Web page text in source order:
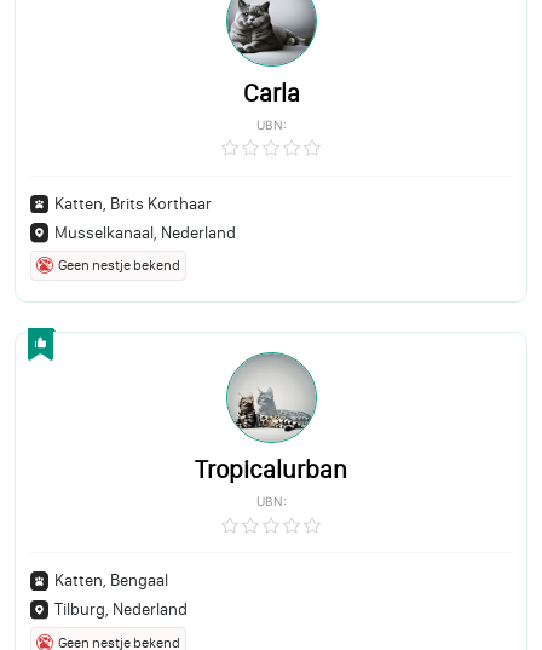
Carla
UBN:
Katten, Brits Korthaar
Musselkanaal, Nederland
Geen nestje bekend
Tropicalurban
UBN:
Katten, Bengaal
Tilburg, Nederland
Geen nestje bekend